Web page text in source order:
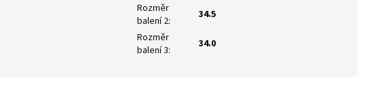
Rozměr
balení 2:
34.5
Rozměr
balení 3: 34.0